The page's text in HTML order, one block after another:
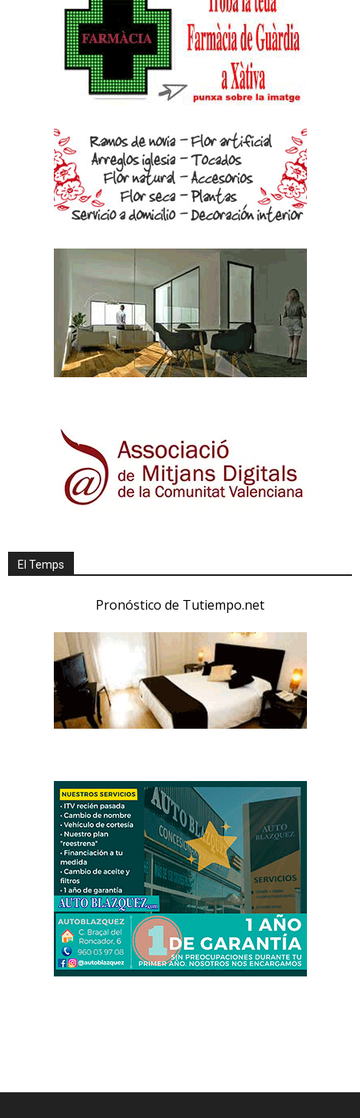
El Temps
Pronóstico de Tutiempo.net